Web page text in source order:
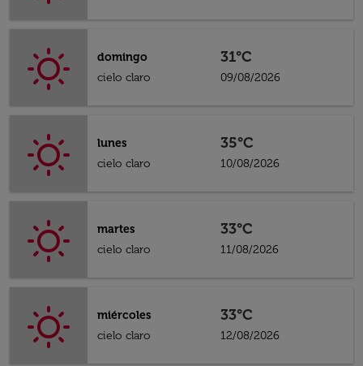
domingo
cielo claro
31°C
09/08/2026
lunes
cielo claro
35°C
10/08/2026
martes
cielo claro
33°C
11/08/2026
miércoles
cielo claro
33°C
12/08/2026